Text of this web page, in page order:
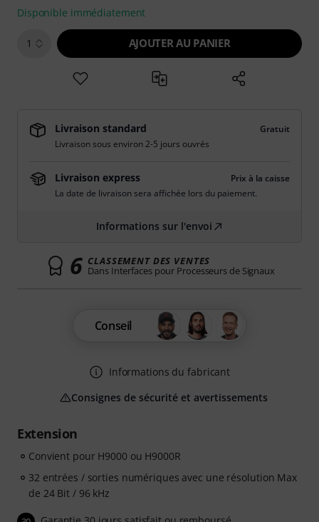
Extension
Convient pour H9000 ou H9000R
32 entrées / sorties numériques avec une résolution Max
de 24 Bit / 96 kHz
Disponible immédiatement
1 AJOUTER AU PANIER
Livraison standard
Gratuit
Livraison sous environ 2-5 jours ouvrés
Livraison express
Prix à la caisse
La date de livraison sera affichée lors du paiement.
Informations sur l'envoi
6 CLASSEMENT DES VENTES
Dans Interfaces pour Processeurs de Signaux
Conseil
Informations du fabricant
Consignes de sécurité et avertissements